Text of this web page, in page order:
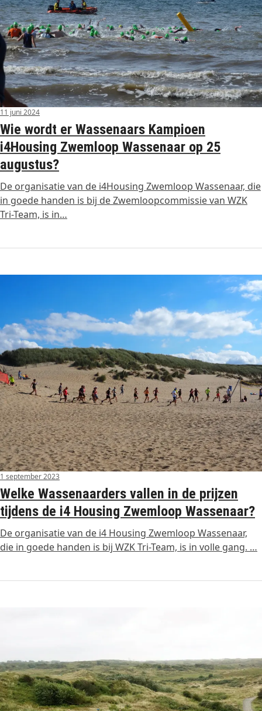
11 juni 2024
Wie wordt er Wassenaars Kampioen
i4Housing Zwemloop Wassenaar op 25
augustus?
De organisatie van de i4Housing Zwemloop Wassenaar, die
in goede handen is bij de Zwemloopcommissie van WZK
Tri-Team, is in…
1 september 2023
Welke Wassenaarders vallen in de prijzen
tijdens de i4 Housing Zwemloop Wassenaar?
De organisatie van de i4 Housing Zwemloop Wassenaar,
die in goede handen is bij WZK Tri-Team, is in volle gang. …